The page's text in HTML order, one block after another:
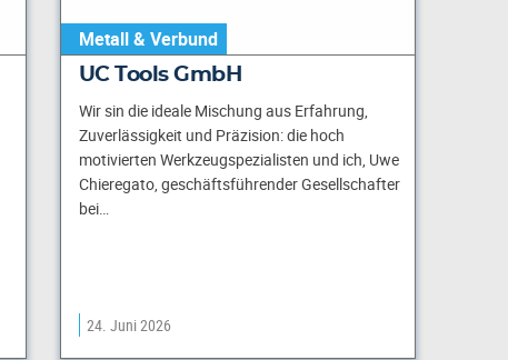
Metall & Verbund
UC Tools GmbH
Wir sin die ideale Mischung aus Erfahrung,
Zuverlässigkeit und Präzision: die hoch
motivierten Werkzeugspezialisten und ich, Uwe
Chieregato, geschäftsführender Gesellschafter
bei…
24. Juni 2026